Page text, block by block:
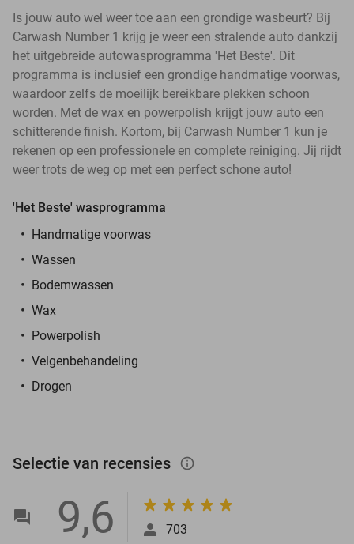
Is jouw auto wel weer toe aan een grondige wasbeurt? Bij
Carwash Number 1 krijg je weer een stralende auto dankzij
het uitgebreide autowasprogramma 'Het Beste'. Dit
programma is inclusief een grondige handmatige voorwas,
waardoor zelfs de moeilijk bereikbare plekken schoon
worden. Met de wax en powerpolish krijgt jouw auto een
schitterende finish. Kortom, bij Carwash Number 1 kun je
rekenen op een professionele en complete reiniging. Jij rijdt
weer trots de weg op met een perfect schone auto!
'Het Beste' wasprogramma
Handmatige voorwas
Wassen
Bodemwassen
Wax
Powerpolish
Velgenbehandeling
Drogen
Selectie van recensies info_outlined
9,6 703